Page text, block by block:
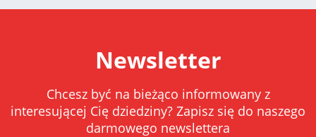
Newsletter
Chcesz być na bieżąco informowany z
interesującej Cię dziedziny? Zapisz się do naszego
darmowego newslettera